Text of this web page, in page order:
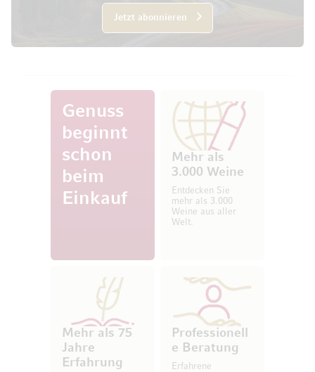
Jetzt abonnieren
Genuss
beginnt
schon
beim
Einkauf
Mehr als
3.000 Weine
Entdecken Sie
mehr als 3.000
Weine aus aller
Welt.
Mehr als 75
Jahre
Erfahrung
Professionell
e Beratung
Erfahrene